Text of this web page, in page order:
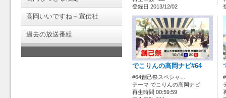
高岡いいですね～宣伝社
過去の放送番組
登録日 2013/12/02
でこりんの高岡ナビ#64
#64創己祭スペシャ…
テーマ でこりんの高岡ナビ
再生時間 00:59:59